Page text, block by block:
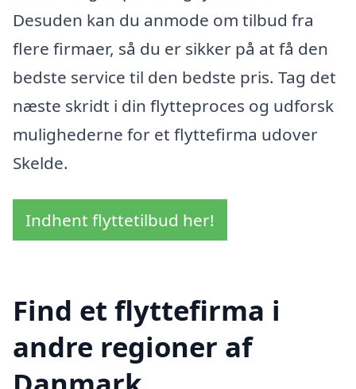
Desuden kan du anmode om tilbud fra
flere firmaer, så du er sikker på at få den
bedste service til den bedste pris. Tag det
næste skridt i din flytteproces og udforsk
mulighederne for et flyttefirma udover
Skelde.
Indhent flyttetilbud her!
Find et flyttefirma i
andre regioner af